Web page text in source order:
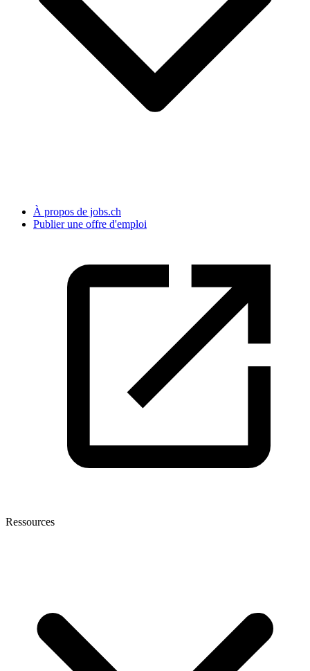
À propos de jobs.ch
Publier une offre d'emploi
Ressources